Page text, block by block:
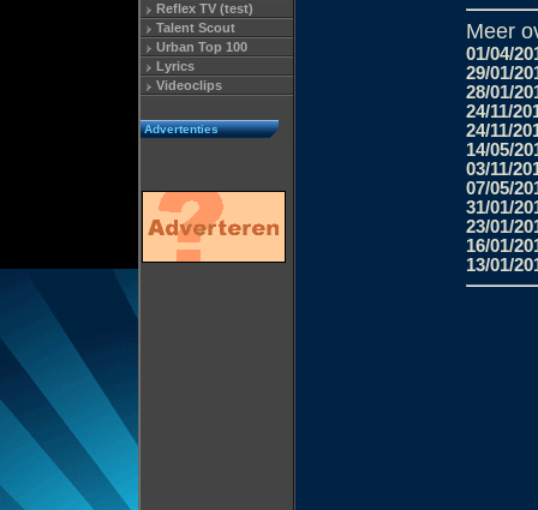
Reflex TV (test)
Talent Scout
Urban Top 100
Lyrics
Videoclips
Advertenties
Meer
01/04/
29/01/
28/01/
24/11/
24/11/
14/05/
03/11/
07/05/
31/01/
23/01/
16/01/
13/01/